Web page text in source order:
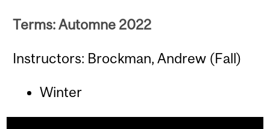
Terms: Automne 2022
Instructors: Brockman, Andrew (Fall)
Winter